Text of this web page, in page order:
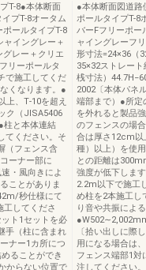
T-8●本体断面
プT-8オータム
ールタイプT-8
ャイングレー＋
グレー＋クリエ
リーポールタ
で施工してくだ
くなります。●
、T‐10を超え
ク（JISA5406
柱と本体連結
てください。そ
（フェンス含
ーナー部に
・風向きによ
ことがありま
秒仕様にて
してくださ
ト1セットを必
手（柱に含まれ
ナー1カ所につ
ることができ
からない位置で
●本体断面図道
ポールタイプT-8
バーFフリーポー
ャイングレーフ
形寸法=24×36
35×32ストレー
桟寸法）
2002〔本体パネ
端部まで）●所定
を外れると製品
のフェンスの場
合は厚さ12cm以
種）以上）を使
との距離は
強度が低下しま
2.2m以下で施工
め柱を2本施工し
り音や共振によ
〔拾い出しに際
用になる場合は
フェンス端部1対
注してください